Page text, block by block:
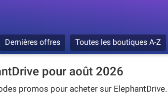
Dernières offres Toutes les boutiques A-Z
pour août 2026
promos pour acheter sur ElephantDrive.